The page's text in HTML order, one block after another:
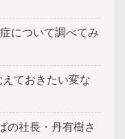
について調べてみ
ておきたい変な
の社長・丹有樹さ